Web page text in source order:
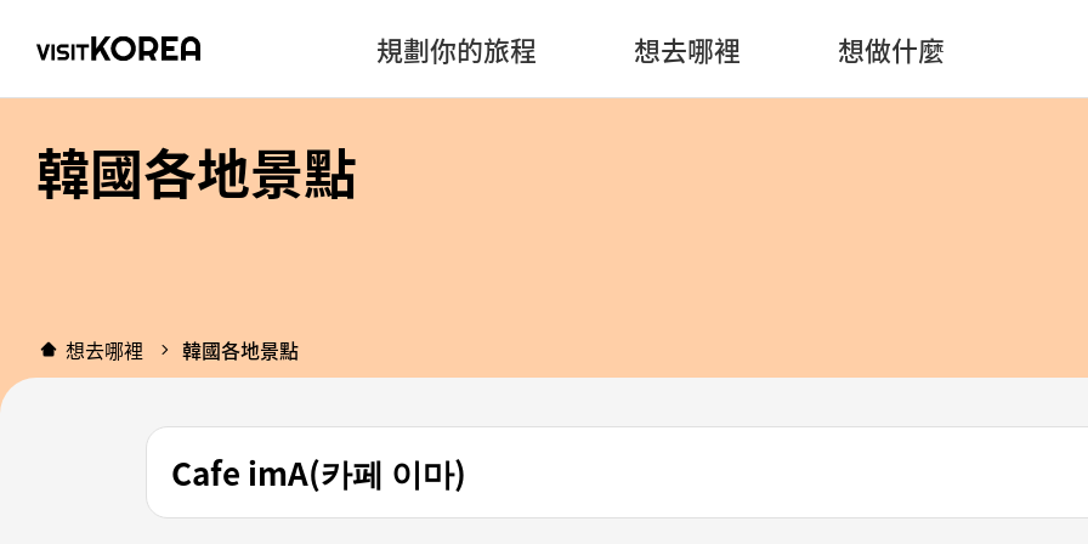
規劃你的旅程 想去哪裡 想做什麼
韓國各地景點
想去哪裡 韓國各地景點
Cafe imA(카페 이마)